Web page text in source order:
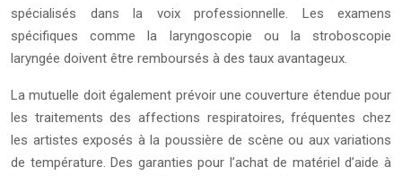
spécialisés dans la voix professionnelle. Les examens
spécifiques comme la laryngoscopie ou la stroboscopie
laryngée doivent être remboursés à des taux avantageux.
La mutuelle doit également prévoir une couverture étendue pour
les traitements des affections respiratoires, fréquentes chez
les artistes exposés à la poussière de scène ou aux variations
de température. Des garanties pour l’achat de matériel d’aide à